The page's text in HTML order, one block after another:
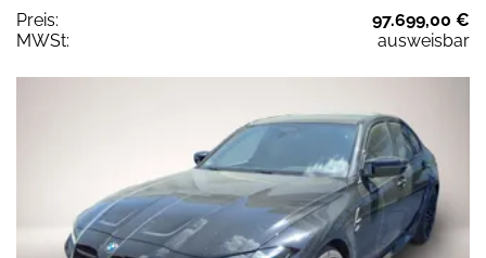
Preis:
97.699,00 €
MWSt:
ausweisbar